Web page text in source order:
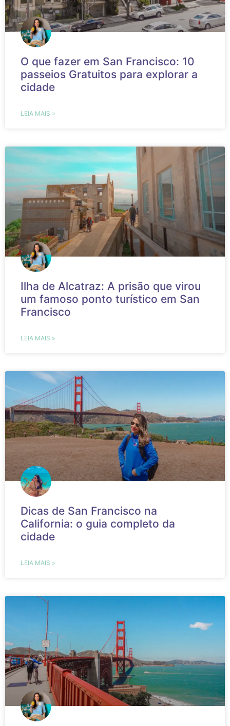
O que fazer em San Francisco: 10
passeios Gratuitos para explorar a
cidade
LEIA MAIS »
Ilha de Alcatraz: A prisão que virou
um famoso ponto turístico em San
Francisco
LEIA MAIS »
Dicas de San Francisco na
California: o guia completo da
cidade
LEIA MAIS »